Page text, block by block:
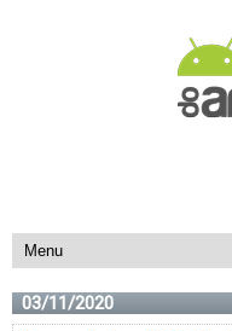
03/11/2020